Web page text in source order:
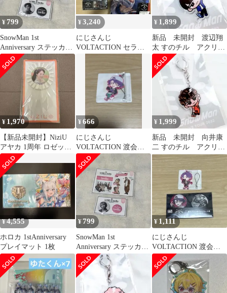
¥799
SnowMan 1st
Anniversary ステッカー
缶バッジ 目黒蓮
¥3,240
にじさんじ
VOLTACTION セラフ
¥ 1,899
新品 未開封 渡辺翔
太 すのチル アクリル
キーホルダー S-1
¥ 1,970
【新品未開封】NiziU
アヤカ 1周年 ロゼット
缶バッチ AYAKA
¥666
にじさんじ
VOLTACTION 渡会雲
雀 缶バッジ
¥ 1,999
新品 未開封 向井康
二 すのチル アクリル
キーホルダー S-1
¥4,555
ホロカ 1stAnniversary
プレイマット 1枚
¥799
SnowMan 1st
Anniversary ステッカー
缶バッジ 佐久間大介
¥ 1,111
にじさんじ
VOLTACTION 渡会雲
雀 缶バッジ